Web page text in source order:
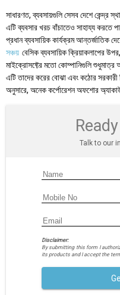
সাধারণত, ব্যবসায়গুলি সেসব দেশে কেন্দ্র
এটি ব্যবসার খরচ বাঁচাতেও সাহায্য করতে
প্রধান ব্যবসায়িক কার্যক্রম আন্তর্জাতিক
সঞ্চয় বেসিক ব্যবসায়িক ক্রিয়াকলাপের
মাইক্রোসফ্টের মতো কোম্পানিগুলি শুধুমাত্র
এটি তাদের করের বোঝা এবং কঠোর সরকারী
অনুসারে, অনেক কর্পোরেশন অফশোর
Talk to our
Disclaimer:
By submitting this form I
its products and I accept the